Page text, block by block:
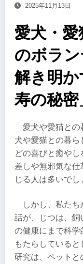
2025年11月13日
愛犬・
のボラ
解き明
寿の秘密
愛犬や愛猫との
犬や愛猫との暮
どの喜びと癒や
差しや無邪気な
じる人は多いでし
しかし、私た
話が、じつは、
の健康にまで科学
もたらしている
研究は、ペットと